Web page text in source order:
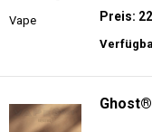
Preis: